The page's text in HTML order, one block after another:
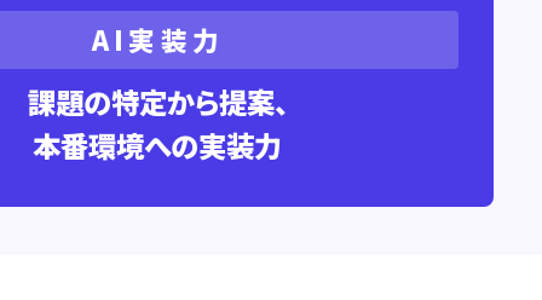
AI実装力
課題の特定から提案、
本番環境への実装力